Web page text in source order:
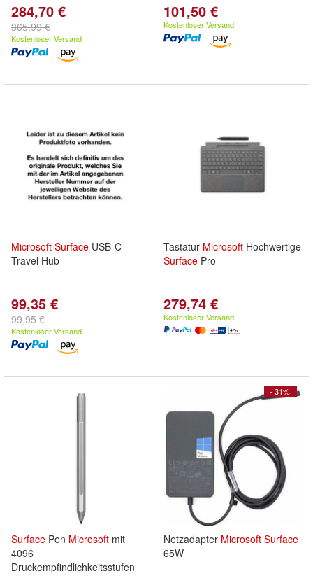
284,70 €
365,99 €
Kostenloser Versand
101,50 €
Kostenloser Versand
Microsoft Surface USB-C
Travel Hub
99,35 €
99,95 €
Kostenloser Versand
Tastatur Microsoft Hochwertige
Surface Pro
279,74 €
Kostenloser Versand
Surface Pen Microsoft mit
4096
Druckempfindlichkeitsstufen
- 31%
Netzadapter Microsoft Surface
65W